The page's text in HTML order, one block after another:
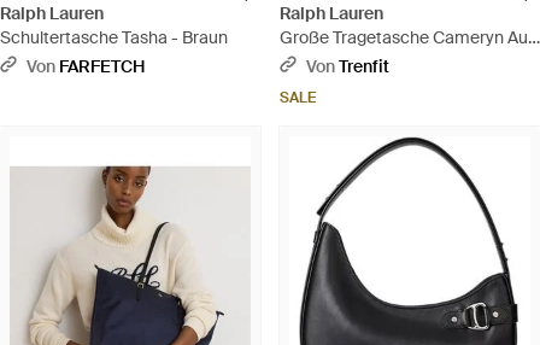
Ralph Lauren
Schultertasche Tasha - Braun
Von FARFETCH
Ralph Lauren
Große Tragetasche Cameryn Aus
Genarbtem Leder - Blau
VonTrenfit
SALE